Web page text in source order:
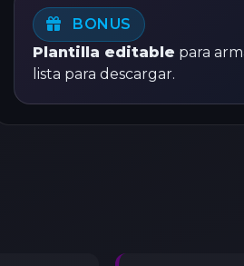
BONUS
Plantilla editable para
lista para descargar.